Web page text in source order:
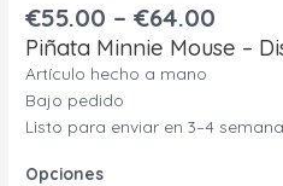
€55.00 –€64.00
Piñata Minnie Mouse –
Artículo hecho a mano
Bajo pedido
Listo para enviar en 3–4
Opciones